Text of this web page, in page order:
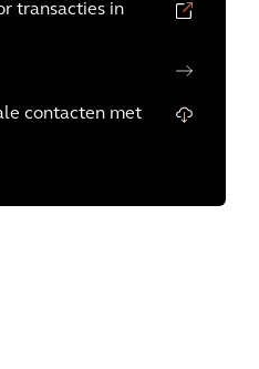
transacties in
contacten met